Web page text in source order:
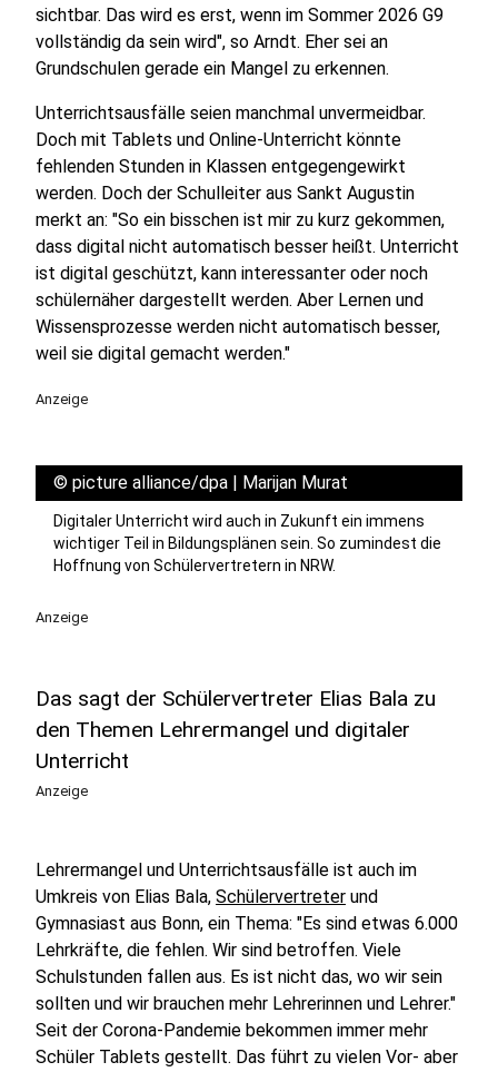
sichtbar. Das wird es erst, wenn im Sommer 2026 G9
vollständig da sein wird", so Arndt. Eher sei an
Grundschulen gerade ein Mangel zu erkennen.
Unterrichtsausfälle seien manchmal unvermeidbar.
Doch mit Tablets und Online-Unterricht könnte
fehlenden Stunden in Klassen entgegengewirkt
werden. Doch der Schulleiter aus Sankt Augustin
merkt an: "So ein bisschen ist mir zu kurz gekommen,
dass digital nicht automatisch besser heißt. Unterricht
ist digital geschützt, kann interessanter oder noch
schülernäher dargestellt werden. Aber Lernen und
Wissensprozesse werden nicht automatisch besser,
weil sie digital gemacht werden."
Anzeige
© picture alliance/dpa | Marijan Murat
Digitaler Unterricht wird auch in Zukunft ein immens
wichtiger Teil in Bildungsplänen sein. So zumindest die
Hoffnung von Schülervertretern in NRW.
Anzeige
Das sagt der Schülervertreter Elias Bala zu
den Themen Lehrermangel und digitaler
Unterricht
Anzeige
Lehrermangel und Unterrichtsausfälle ist auch im
Umkreis von Elias Bala, Schülervertreter und
Gymnasiast aus Bonn, ein Thema: "Es sind etwas 6.000
Lehrkräfte, die fehlen. Wir sind betroffen. Viele
Schulstunden fallen aus. Es ist nicht das, wo wir sein
sollten und wir brauchen mehr Lehrerinnen und Lehrer."
Seit der Corona-Pandemie bekommen immer mehr
Schüler Tablets gestellt. Das führt zu vielen Vor- aber